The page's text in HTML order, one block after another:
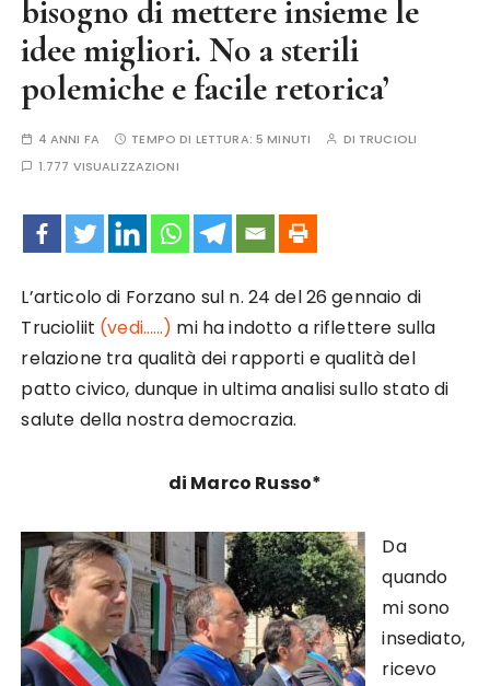
bisogno di mettere insieme le
idee migliori. No a sterili
polemiche e facile retorica’
4 ANNI FA TEMPO DI LETTURA:5 MINUTI DI TRUCIOLI
1.777 VISUALIZZAZIONI
L’articolo di Forzano sul n. 24 del 26 gennaio di
Trucioliit (vedi……) mi ha indotto a riflettere sulla
relazione tra qualità dei rapporti e qualità del
patto civico, dunque in ultima analisi sullo stato di
salute della nostra democrazia.
di Marco Russo*
Da
quando
mi sono
insediato,
ricevo